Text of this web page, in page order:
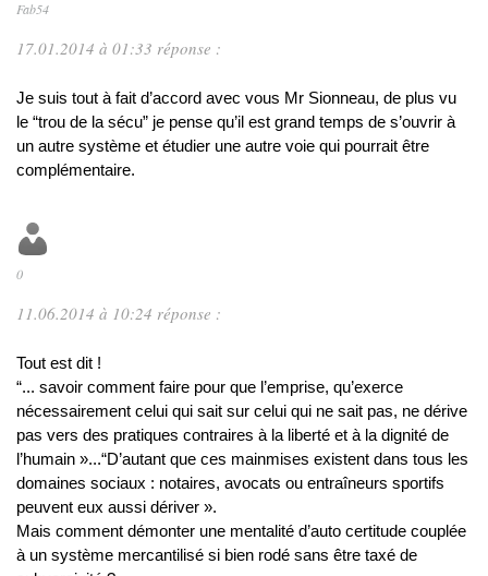
Fab54
17.01.2014 à 01:33 réponse :
Je suis tout à fait d’accord avec vous Mr Sionneau, de plus vu
le “trou de la sécu” je pense qu’il est grand temps de s’ouvrir à
un autre système et étudier une autre voie qui pourrait être
complémentaire.
0
11.06.2014 à 10:24 réponse :
Tout est dit !
“... savoir comment faire pour que l’emprise, qu’exerce
nécessairement celui qui sait sur celui qui ne sait pas, ne dérive
pas vers des pratiques contraires à la liberté et à la dignité de
l’humain »...“D’autant que ces mainmises existent dans tous les
domaines sociaux : notaires, avocats ou entraîneurs sportifs
peuvent eux aussi dériver ».
Mais comment démonter une mentalité d’auto certitude couplée
à un système mercantilisé si bien rodé sans être taxé de